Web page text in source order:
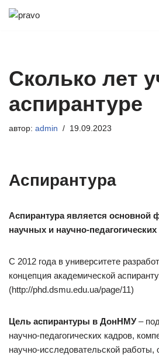
Сколько лет
аспирантуре
автор: admin 19.09.2023
Аспирантура
Аспирантура является основной
научных и научно-
С 2012 года в университете
концепция академической
(http://phd.dsmu.edu.ua/page/11)
Цель аспирантуры в ДонНМУ–
научно-педагогических кадров,
научно-исследовательской